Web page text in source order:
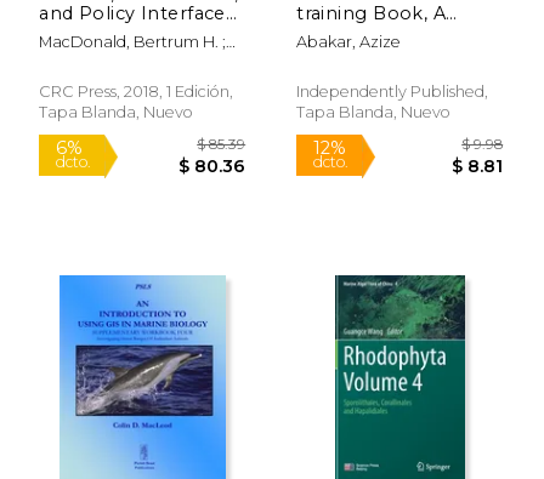
and Policy Interface
for Effective Coastal
and Ocean
Inglés)
MacDonald, Bertrum H. ;
Santo, Elizabeth M.
CRC Press, 2018, 1 Edición,
Tapa Blanda, Nuevo
training Book, A
Guide to Effective
Techniques and
Comprehensive
Guide, and Mastering
Mammals Training
(en Inglés)
Abakar, Azize
Independently Published,
Tapa Blanda, Nuevo